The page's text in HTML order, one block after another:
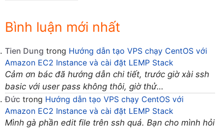
Bình luận mới nhất
Tien Dung trong Hướng dẫn tạo VPS chạy CentOS với
Amazon EC2 Instance và cài đặt LEMP Stack
Cảm ơn bác đã hướng dẫn chi tiết, trước giờ xài ssh
basic với user pass không thôi, giờ thử…
Đức trong Hướng dẫn tạo VPS chạy CentOS với
Amazon EC2 Instance và cài đặt LEMP Stack
Mình gà phần edit file trên ssh quá. Bạn cho mình hỏi